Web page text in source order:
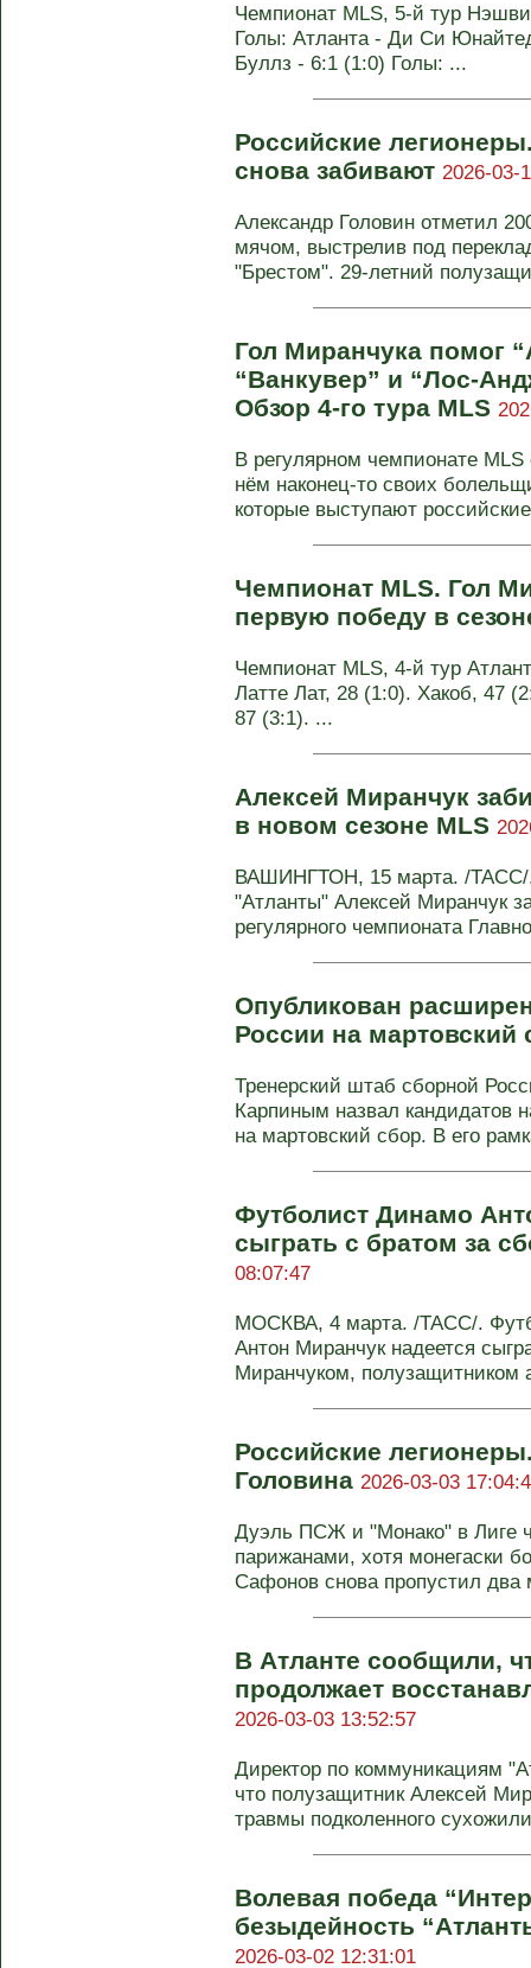
Чемпионат MLS, 5-й тур
Голы: Атланта - Ди Си
Буллз - 6:1 (1:0) Голы: ...
Российские
снова забивают 2026-03-
Александр Головин отметил
мячом, выстрелив под
"Брестом". 29-летний
Гол Миранчука помог
“Ванкувер” и “Лос-
Обзор 4-го тура MLS
В регулярном чемпионате
нём наконец-то своих
которые выступают
Чемпионат MLS. Гол
первую победу в
Чемпионат MLS, 4-й тур
Латте Лат, 28 (1:0). Хакоб, 47
87 (3:1). ...
Алексей Миранчук
в новом сезоне MLS
ВАШИНГТОН, 15 марта. /ТАСС/.
"Атланты" Алексей Миранчук
регулярного чемпионата
Опубликован
России на мартовский
Тренерский штаб сборной
Карпиным назвал кандидатов
на мартовский сбор. В его
Футболист Динамо
сыграть с братом за
08:07:47
МОСКВА, 4 марта. /ТАСС/.
Антон Миранчук надеется
Миранчуком, полузащитником
Российские
Головина 2026-03-03
Дуэль ПСЖ и "Монако" в Лиге
парижанами, хотя монегаски
Сафонов снова пропустил два
В Атланте сообщили,
продолжает
2026-03-03 13:52:57
Директор по коммуникациям
что полузащитник Алексей
травмы подколенного
Волевая победа
безыдейность
2026-03-02 12:31:01